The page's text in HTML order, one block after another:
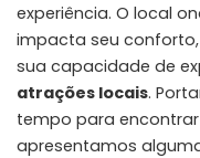
experiência. O local
impacta seu
sua capacidade de
atrações locais.
tempo para encontrar
apresentamos